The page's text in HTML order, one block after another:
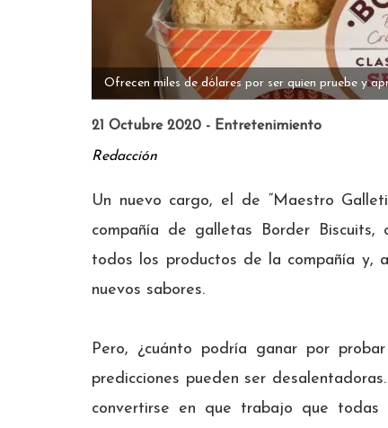
Ofrecen miles de dólares por ser quien pruebe y
21 Octubre 2020 - Entretenimiento
Redacción
Un nuevo cargo, el de “Maestro
compañía de galletas Border
todos los productos de la compañía y,
nuevos sabores.
Pero, ¿cuánto podría ganar por
predicciones pueden ser
convertirse en que trabajo que todas